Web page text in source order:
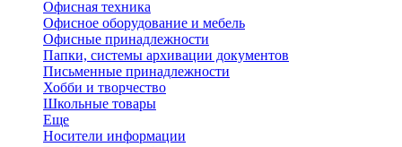
Офисная техника
Офисное оборудование и мебель
Офисные принадлежности
Папки, системы архивации документов
Письменные принадлежности
Хобби и творчество
Школьные товары
Еще
Носители информации